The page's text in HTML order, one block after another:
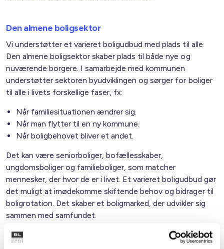
Den almene boligsektor
Vi understøtter et varieret boligudbud med plads til alle
Den almene boligsektor skaber plads til både nye og
nuværende borgere. I samarbejde med kommunen
understøtter sektoren byudviklingen og sørger for boliger
til alle i livets forskellige faser, fx:
Når familiesituationen ændrer sig.
Når man flytter til en ny kommune.
Når boligbehovet bliver et andet.
Det kan være seniorboliger, bofællesskaber,
ungdomsboliger og familieboliger, som matcher
mennesker, der hvor de er i livet. Et varieret boligudbud gør
det muligt at imødekomme skiftende behov og bidrager til
boligrotation. Det skaber et boligmarked, der udvikler sig
sammen med samfundet.
Familietyper i de almene boliger i kommunen